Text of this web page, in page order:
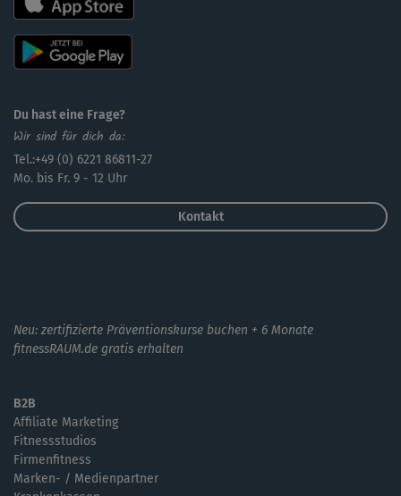
Du hast eine Frage?
Wir sind für dich da:
Tel.:+49 (0) 6221 86811-27
Mo. bis Fr. 9 - 12 Uhr
Kontakt
Neu: zertifizierte Präventionskurse buchen + 6 Monate
fitnessRAUM.de gratis erhalten
B2B
Affiliate Marketing
Fitnessstudios
Firmenfitness
Marken- / Medienpartner